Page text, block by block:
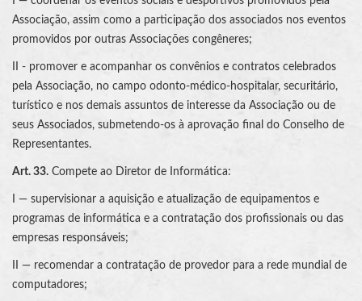
Associação, assim como a participação dos associados nos eventos
promovidos por outras Associações congêneres;
II - promover e acompanhar os convênios e contratos celebrados
pela Associação, no campo odonto-médico-hospitalar, securitário,
turístico e nos demais assuntos de interesse da Associação ou de
seus Associados, submetendo-os à aprovação final do Conselho de
Representantes.
Art. 33. Compete ao Diretor de Informática:
I — supervisionar a aquisição e atualização de equipamentos e
programas de informática e a contratação dos profissionais ou das
empresas responsáveis;
II — recomendar a contratação de provedor para a rede mundial de
computadores;